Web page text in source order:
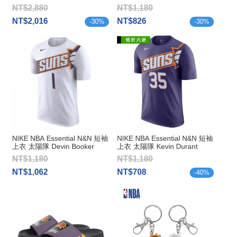
NT$2,880
NT$2,016
-30%
NT$1,180
NT$826
-30%
NIKE NBA Essential N&N 短袖
上衣 太陽隊 Devin Booker
NT$1,180
NT$1,062
NIKE NBA Essential N&N 短袖
上衣 太陽隊 Kevin Durant
NT$1,180
NT$708
-40%